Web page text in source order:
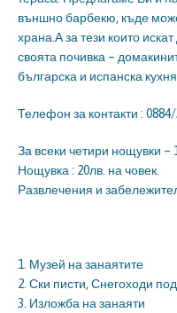
външно барбекю, къде
храна.А за тези които
своята почивка –
българска и испанска кухня
Телефон за контакти :
За всеки четири нощувки –
Нощувка : 20лв. на човек.
Развлечения и
1. Музей на занаятите
2. Ски писти, Снегоходи
3. Изложба на занаяти